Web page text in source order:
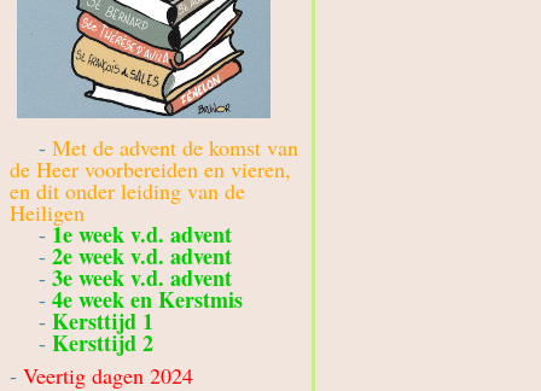
- Met de advent de komst van
de Heer voorbereiden en vieren,
en dit onder leiding van de
Heiligen
- 1e week v.d. advent
- 2e week v.d. advent
- 3e week v.d. advent
- 4e week en Kerstmis
- Kersttijd 1
- Kersttijd 2
- Veertig dagen 2024